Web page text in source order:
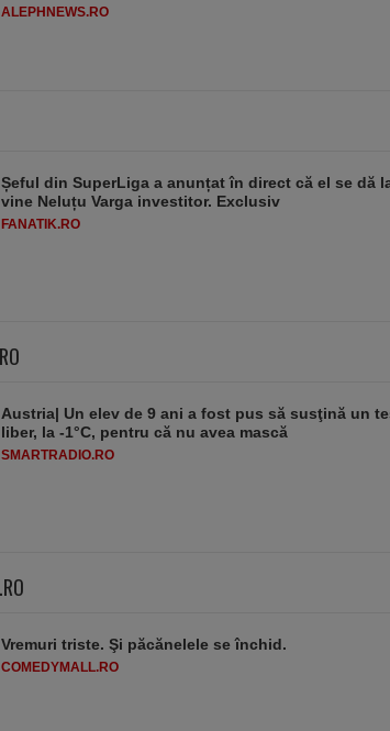
ALEPHNEWS.RO
Șeful din SuperLiga a anunțat în direct că el se dă
vine Neluțu Varga investitor. Exclusiv
FANATIK.RO
Austria| Un elev de 9 ani a fost pus să susţină un
liber, la -1°C, pentru că nu avea mască
SMARTRADIO.RO
Vremuri triste. Şi păcănelele se închid.
COMEDYMALL.RO